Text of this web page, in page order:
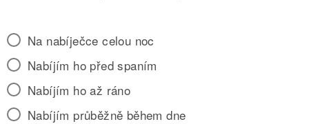
Na nabíječce celou noc
Nabíjím ho před spaním
Nabíjím ho až ráno
Nabíjím průběžně během dne